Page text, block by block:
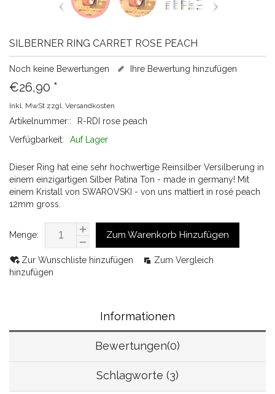
SILBERNER RING CARRET ROSE PEACH
Noch keine Bewertungen Ihre Bewertung hinzufügen
€26,90 *
Inkl. MwSt.zzgl. Versandkosten
Artikelnummer::
R-RDI rose peach
Verfügbarkeit:
Auf Lager
Dieser Ring hat eine sehr hochwertige Reinsilber Versilberung in
einem einzigartigen Silber Patina Ton - made in germany! Mit
einem Kristall von SWAROVSKI - von uns mattiert in rosé peach
12mm gross.
Menge: Zum Warenkorb Hinzufügen
Zur Wunschliste hinzufügen
Zum Vergleich
hinzufügen
Informationen
Bewertungen(0)
Schlagworte (3)